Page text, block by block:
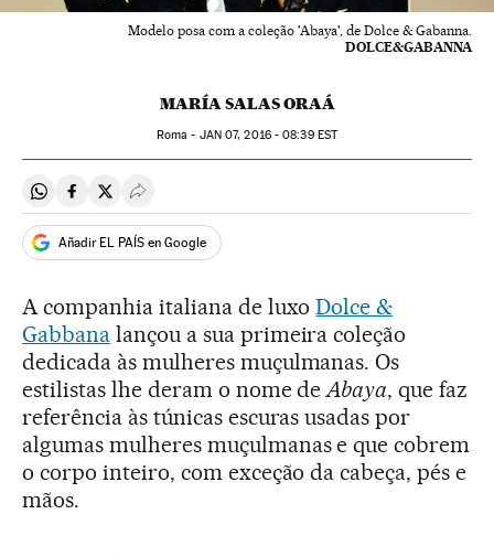
Modelo posa com a coleção 'Abaya', de Dolce & Gabanna.
DOLCE&GABANNA
MARÍA SALAS ORAÁ
Roma - JAN07, 2016 - 08:39EST
Compartir en Whatsapp
Compartir en Facebook
Compartir en Twitter
Desplegar Redes Sociales
Añadir EL PAÍS en Google
A companhia italiana de luxoDolce &
Gabbanalançou a sua primeira coleção
dedicada às mulheres muçulmanas. Os
estilistas lhe deram o nome deAbaya, que faz
referência às túnicas escuras usadas por
algumas mulheres muçulmanas e que cobrem
o corpo inteiro, com exceção da cabeça, pés e
mãos.